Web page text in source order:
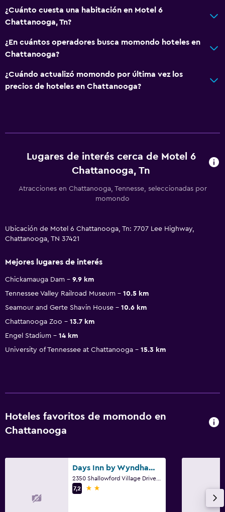
¿Cuánto cuesta una habitación en Motel 6
Chattanooga, Tn?
¿En cuántos operadores busca momondo hoteles en
Chattanooga?
¿Cuándo actualizó momondo por última vez los
precios de hoteles en Chattanooga?
Lugares de interés cerca de Motel 6
Chattanooga, Tn
Atracciones en Chattanooga, Tennesse, seleccionadas por
momondo
Ubicación de Motel 6 Chattanooga, Tn: 7707 Lee Highway,
Chattanooga, TN 37421
Mejores lugares de interés
Chickamauga Dam
9.9 km
Tennessee Valley Railroad Museum
10.5 km
Seamour and Gerte Shavin House
10.6 km
Chattanooga Zoo
13.7 km
Engel Stadium
14 km
University of Tennessee at Chattanooga
15.3 km
Hoteles favoritos de momondo en
Chattanooga
Days Inn by Wyndham Chattanooga/Hamilton Place
7,2
2 estrellas